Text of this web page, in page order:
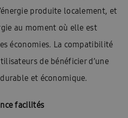
produite localement, et
au moment où elle est
économies. La compatibilité
de bénéficier d’une
et économique.
facilités